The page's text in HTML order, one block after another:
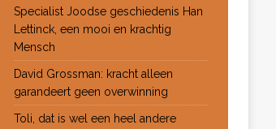
Specialist Joodse geschiedenis Han
Lettinck, een mooi en krachtig
Mensch
David Grossman: kracht alleen
garandeert geen overwinning
Toli, dat is wel een heel andere